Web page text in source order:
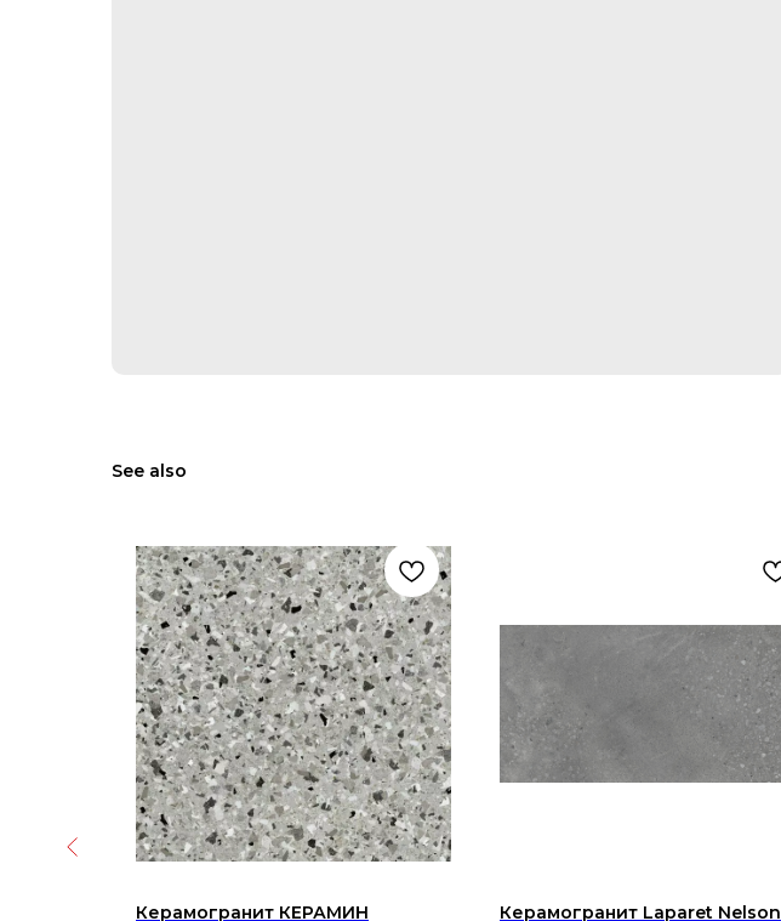
See also
Керамогранит КЕРАМИН
Керамогранит Laparet Nelson